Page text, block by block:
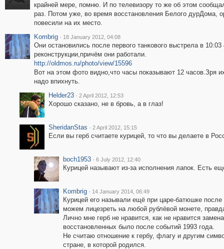
крайней мере, помню. И по телевизору то же об этом
раз. Потом уже, во время восстановления Белого дурДома,
повесили на их место.
Kombrig · 18 January 2012, 04:08
Они остановились после первого танкового выстрела в
реконструкции,причём они работали.
http://oldmos.ru/photo/view/15596
Вот на этом фото видно,что часы показывают 12 часов.Зря
надо впихнуть.
Helder23 · 2 April 2012, 12:53
Хорошо сказано, не в бровь, а в глаз!
SheridanStas · 2 April 2012, 15:15
Если вы герб считаете курицей, то что вы делаете в
boch1953 · 6 July 2012, 12:40
Курицей называют из-за исполнения лапок. Есть
Kombrig · 14 January 2014, 06:49
Курицей его называли ещё при царе-батюшке
можем лицезреть на любой рублёвой монете,
Лично мне герб не нравится, как не нравится
восстановленных было после событий 1993 года.
Не считаю отношение к гербу, флагу и другим
стране, в которой родился.